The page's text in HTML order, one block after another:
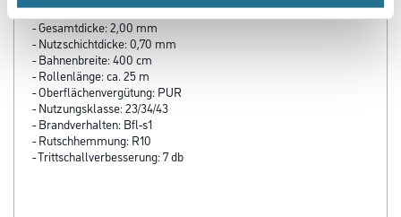
- Belagsart: CV-Boden
- Gesamtdicke: 2,00 mm
- Nutzschichtdicke: 0,70 mm
- Bahnenbreite: 400 cm
- Rollenlänge: ca. 25 m
- Oberflächenvergütung: PUR
- Nutzungsklasse: 23/34/43
- Brandverhalten: Bfl-s1
- Rutschhemmung: R10
- Trittschallverbesserung: 7 db